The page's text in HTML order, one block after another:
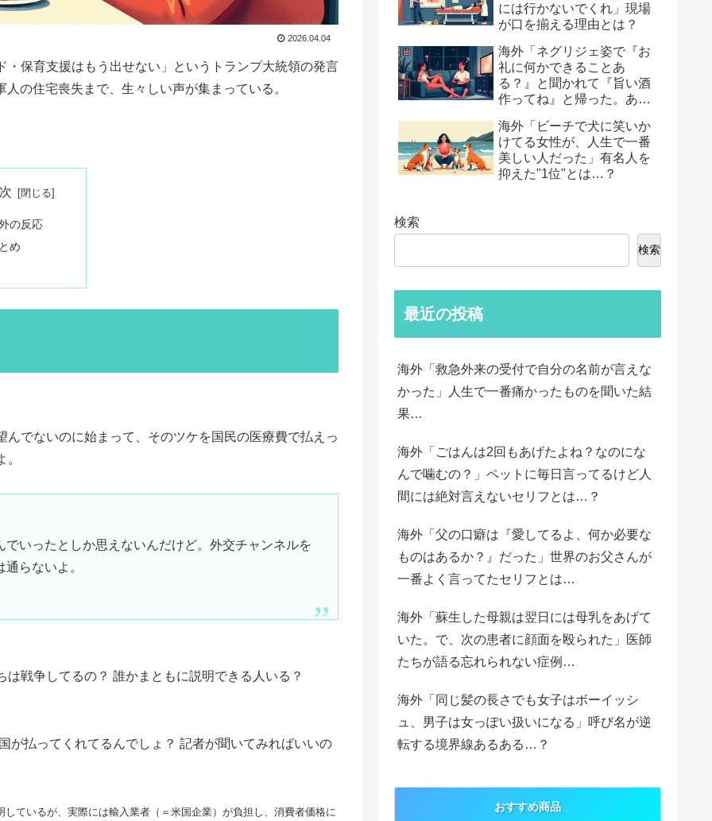
2026.04.04
保育支援はもう出せない」というトランプ大統領の発言
の住宅喪失まで、生々しい声が集まっている。
の反応
め
でないのに始まって、そのツケを国民の医療費で払えっ
いったとしか思えないんだけど。外交チャンネルを
らないよ。
戦争してるの？ 誰かまともに説明できる人いる？
が払ってくれてるんでしょ？ 記者が聞いてみればいいの
ているが、実際には輸入業者（＝米国企業）が負担し、消費者価格に
には行かないでくれ」現場
が口を揃える理由とは？
海外「ネグリジェ姿で『お
礼に何かできることあ
る？』と聞かれて『旨い酒
作ってね』と帰った。あれ
る男たちの後悔談…
海外「ビーチで犬に笑いか
けてる女性が、人生で一番
美しい人だった」有名人を
抑えた"1位"とは…？
検索
検索
最近の投稿
海外「救急外来の受付で自分の名前が言えな
かった」人生で一番痛かったものを聞いた結
果…
海外「ごはんは2回もあげたよね？なのにな
んで噛むの？」ペットに毎日言ってるけど人
間には絶対言えないセリフとは…？
海外「父の口癖は『愛してるよ、何か必要な
ものはあるか？』だった」世界のお父さんが
一番よく言ってたセリフとは…
海外「蘇生した母親は翌日には母乳をあげて
いた。で、次の患者に顔面を殴られた」医師
たちが語る忘れられない症例…
海外「同じ髪の長さでも女子はボーイッシ
ュ、男子は女っぽい扱いになる」呼び名が逆
転する境界線あるある…？
おすすめ商品